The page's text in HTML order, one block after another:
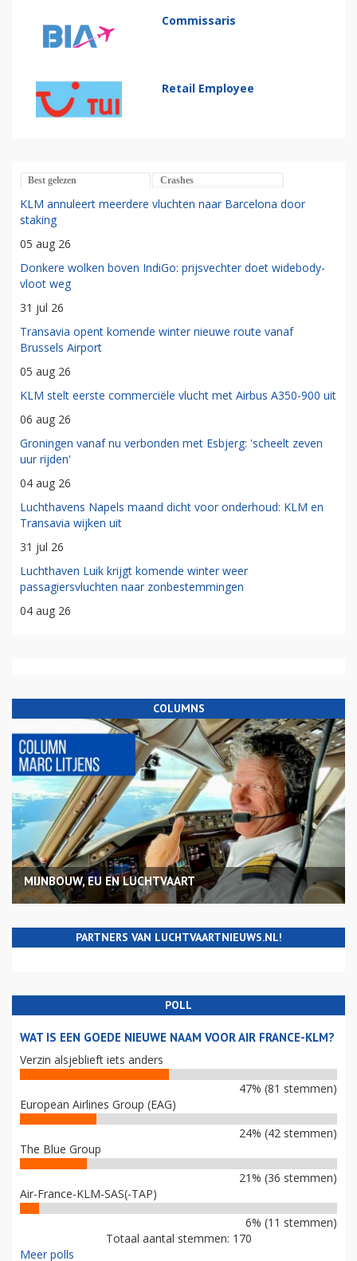
Commissaris
Retail Employee
Best gelezen Crashes
KLM annuleert meerdere vluchten naar Barcelona door
staking
05 aug 26
Donkere wolken boven IndiGo: prijsvechter doet widebody-
vloot weg
31 jul 26
Transavia opent komende winter nieuwe route vanaf
Brussels Airport
05 aug 26
KLM stelt eerste commerciële vlucht met Airbus A350-900 uit
06 aug 26
Groningen vanaf nu verbonden met Esbjerg: 'scheelt zeven
uur rijden'
04 aug 26
Luchthavens Napels maand dicht voor onderhoud: KLM en
Transavia wijken uit
31 jul 26
Luchthaven Luik krijgt komende winter weer
passagiersvluchten naar zonbestemmingen
04 aug 26
COLUMNS
MIJNBOUW, EU EN LUCHTVAART
PARTNERS VAN LUCHTVAARTNIEUWS.NL!
POLL
WAT IS EEN GOEDE NIEUWE NAAM VOOR AIR FRANCE-KLM?
Verzin alsjeblieft iets anders
47% (81 stemmen)
European Airlines Group (EAG)
24% (42 stemmen)
The Blue Group
21% (36 stemmen)
Air-France-KLM-SAS(-TAP)
6% (11 stemmen)
Totaal aantal stemmen: 170
Meer polls